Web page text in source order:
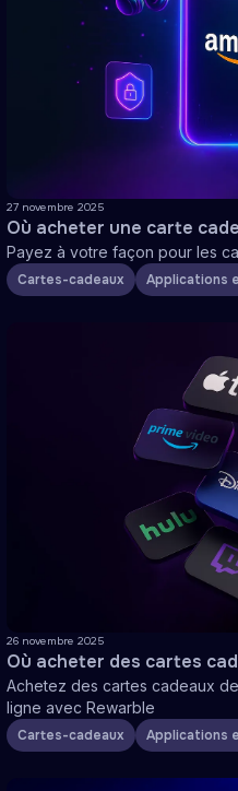
27 novembre 2025
Où acheter une carte
Payez à votre façon pour les
Cartes-cadeaux Applications
26 novembre 2025
Où acheter des cartes
Achetez des cartes cadeaux
ligne avec Rewarble
Cartes-cadeaux Applications